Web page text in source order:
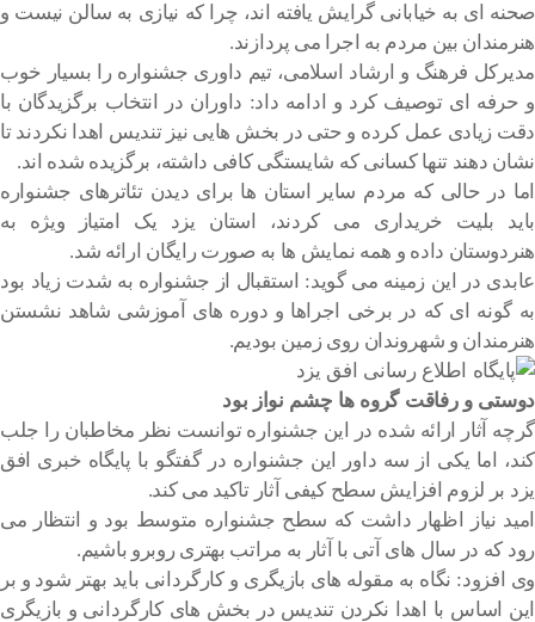
صحنه ای به خیابانی گرایش یافته اند، چرا که نیازی به سالن نیست و
هنرمندان بین مردم به اجرا می پردازند.
مدیرکل فرهنگ و ارشاد اسلامی، تیم داوری جشنواره را بسیار خوب
و حرفه ای توصیف کرد و ادامه داد: داوران در انتخاب برگزیدگان با
دقت زیادی عمل کرده و حتی در بخش هایی نیز تندیس اهدا نکردند تا
نشان دهند تنها کسانی که شایستگی کافی داشته، برگزیده شده اند.
اما در حالی که مردم سایر استان ها برای دیدن تئاترهای جشنواره
باید بلیت خریداری می کردند، استان یزد یک امتیاز ویژه به
هنردوستان داده و همه نمایش ها به صورت رایگان ارائه شد.
عابدی در این زمینه می گوید: استقبال از جشنواره به شدت زیاد بود
به گونه ای که در برخی اجراها و دوره های آموزشی شاهد نشستن
هنرمندان و شهروندان روی زمین بودیم.
دوستی و رفاقت گروه ها چشم نواز بود
گرچه آثار ارائه شده در این جشنواره توانست نظر مخاطبان را جلب
کند، اما یکی از سه داور این جشنواره در گفتگو با پایگاه خبری افق
یزد بر لزوم افزایش سطح کیفی آثار تاکید می کند.
امید نیاز اظهار داشت که سطح جشنواره متوسط بود و انتظار می
رود که در سال های آتی با آثار به مراتب بهتری روبرو باشیم.
وی افزود: نگاه به مقوله های بازیگری و کارگردانی باید بهتر شود و بر
این اساس با اهدا نکردن تندیس در بخش های کارگردانی و بازیگری